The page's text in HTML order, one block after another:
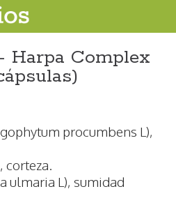
Harpa Complex
procumbens L),
corteza.
ulmaria L), sumidad